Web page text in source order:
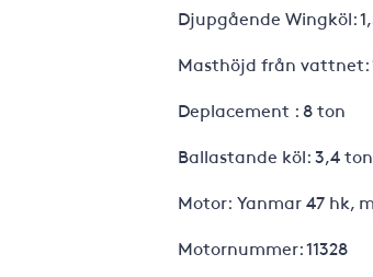
Djupgående Wingköl:
Masthöjd från vattnet:
Deplacement : 8 ton
Ballastande köl: 3,4 ton
Motor: Yanmar 47 hk,
Motornummer: